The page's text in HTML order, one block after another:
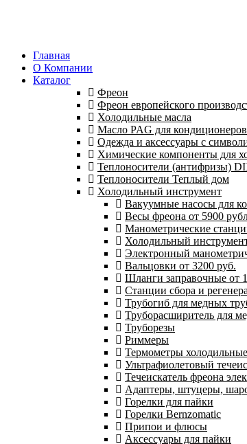
Главная
О Компании
Каталог
Фреон
Фреон европейского
Холодильные масла
Масло PAG для кондиционеров
Одежда и аксессуары с
Химические компоненты для
Теплоносители (антифризы)
Теплоносители Теплый дом
Холодильный инструмент
Вакуумные насосы для
Весы фреона от 5900
Манометрические
Холодильный
Электронный
Вальцовки от 3200 руб.
Шланги заправочные от
Станции сбора и
Трубогиб для медных
Труборасширитель для
Труборезы
Риммеры
Термометры холодильные
Ультрафиолетовый
Течеискатель фреона
Адаптеры, штуцеры,
Горелки для пайки
Горелки Bernzomatic
Припои и флюсы
Аксессуары для пайки